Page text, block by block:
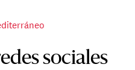
sociales